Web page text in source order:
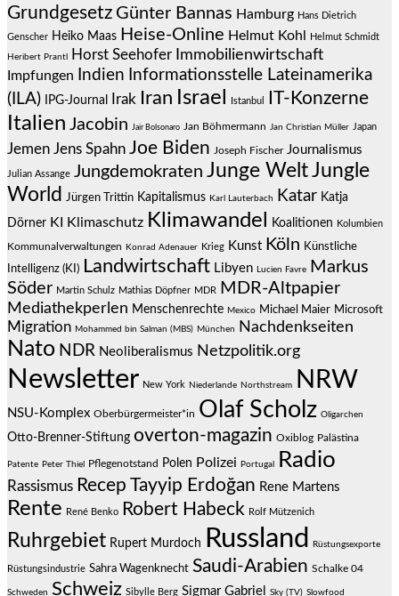
Grundgesetz Günter Bannas Hamburg Hans Dietrich
Genscher Heiko Maas Heise-Online Helmut Kohl Helmut Schmidt
Heribert Prantl Horst Seehofer Immobilienwirtschaft
Impfungen Indien Informationsstelle Lateinamerika
(ILA)
IPG-Journal Irak Iran Israel Istanbul IT-Konzerne
Italien Jacobin Jair Bolsonaro Jan Böhmermann Jan Christian Müller Japan
Jemen Jens Spahn Joe Biden Joseph Fischer Journalismus
Julian Assange Jungdemokraten Junge WeltJungle
World
Jürgen Trittin Kapitalismus Karl Lauterbach Katar Katja
Dörner KI Klimaschutz Klimawandel Koalitionen Kolumbien
Kommunalverwaltungen Konrad Adenauer Krieg Kunst Köln Künstliche
Intelligenz (KI) Landwirtschaft Libyen Lucien Favre
Markus
Söder Martin Schulz Mathias Döpfner MDR MDR-Altpapier
Mediathekperlen Menschenrechte Mexico Michael Maier Microsoft
Migration Mohammed bin Salman (MBS) München Nachdenkseiten
Nato NDR Neoliberalismus Netzpolitik.org
Newsletter New York Niederlande Northstream NRW
NSU-Komplex Oberbürgermeister*in Olaf Scholz Oligarchen
Otto-Brenner-Stiftung overton-magazin Oxiblog Palästina
Patente Peter Thiel Pflegenotstand Polen Polizei Portugal Radio
Rassismus Recep Tayyip Erdoğan Rene Martens
Rente René Benko Robert Habeck Rolf Mützenich
Ruhrgebiet Rupert Murdoch Russland Rüstungsexporte
Rüstungsindustrie Sahra Wagenknecht Saudi-Arabien Schalke 04
Schweden Schweiz Sibylle Berg Sigmar Gabriel Sky (TV) Slowfood